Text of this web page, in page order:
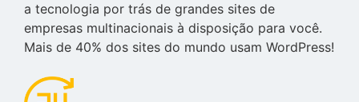
a tecnologia por trás de grandes sites de
empresas multinacionais à disposição para você.
Mais de 40% dos sites do mundo usam WordPress!